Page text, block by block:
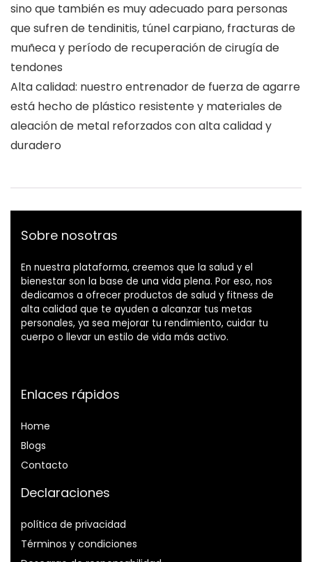
sino que también es muy adecuado para personas
que sufren de tendinitis, túnel carpiano, fracturas de
muñeca y período de recuperación de cirugía de
tendones
Alta calidad: nuestro entrenador de fuerza de agarre
está hecho de plástico resistente y materiales de
aleación de metal reforzados con alta calidad y
duradero
Sobre nosotras
En nuestra plataforma, creemos que la salud y el
bienestar son la base de una vida plena. Por eso, nos
dedicamos a ofrecer productos de salud y fitness de
alta calidad que te ayuden a alcanzar tus metas
personales, ya sea mejorar tu rendimiento, cuidar tu
cuerpo o llevar un estilo de vida más activo.
Enlaces rápidos
Home
Blogs
Contacto
Declaraciones
política de privacidad
Términos y condiciones